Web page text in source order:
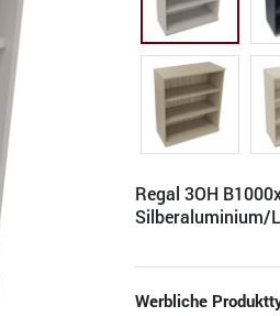
Regal 3OH
Silberaluminium/
Werbliche